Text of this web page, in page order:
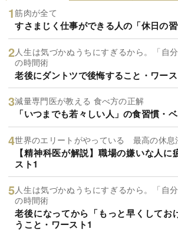
筋肉が全て
すさまじく仕事ができる人の「休日の
人生は気づかぬうちにすぎるから。「自
の時間術
老後にダントツで後悔すること・ワー
減量専門医が教える 食べ方の正解
「いつまでも若々しい人」の食習慣・
世界のエリートがやっている 最高の休息
【精神科医が解説】職場の嫌いな人
スト1
人生は気づかぬうちにすぎるから。「自
の時間術
老後になってから「もっと早くしてお
うこと・ワースト1